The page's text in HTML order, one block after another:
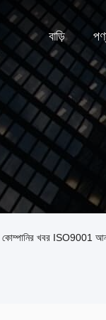
বাড়ি
কোম্পানির খবর ISO9001